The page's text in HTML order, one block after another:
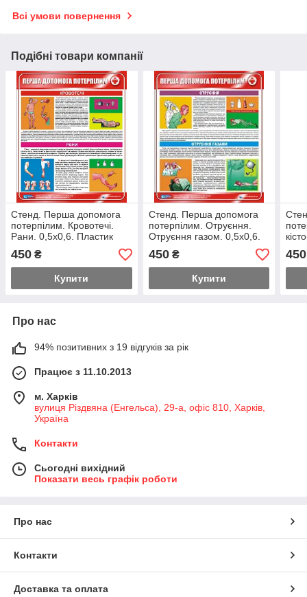
Всі умови повернення
Подібні товари компанії
Стенд. Перша допомога
потерпілим. Кровотечі.
Рани. 0,5х0,6. Пластик
450 ₴
Купити
Стенд. Перша допомога
потерпілим. Отруєння.
Отруєння газом. 0,5х0,6.
Пластик
450₴
Купити
450
Про нас
94% позитивних з 19 відгуків за рік
Працює з 11.10.2013
м. Харків
вулиця Різдвяна (Енгельса), 29-а, офіс 810, Харків,
Україна
Контакти
Сьогодні вихідний
Показати весь графік роботи
Про нас
Контакти
Доставка та оплата